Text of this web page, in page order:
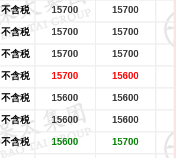
不含税 15700 15700
不含税 15700 15700
不含税 15700 15700
不含税 15700 15600
不含税 15600 15600
不含税 15600 15600
不含税 15600 15700